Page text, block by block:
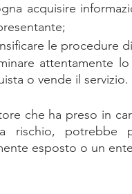
acquisire
le procedure
attentamente
o vende il servizio.
che ha preso in
rischio, potrebbe
esposto o un